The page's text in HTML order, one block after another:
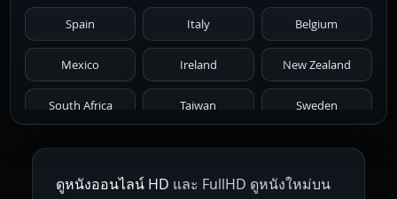
1971 1970 1969 1968 1967
1966 1965 1964 1963 1962
1959 1955
1945 1942 1941 1940 1939
Spain Italy Belgium
Mexico Ireland New Zealand
South Africa Taiwan Sweden
Netherlands Russia Poland
Hungary Denmark Bulgaria
ดูหนังออนไลน์ HD และ FullHD ดูหนังใหม่บน